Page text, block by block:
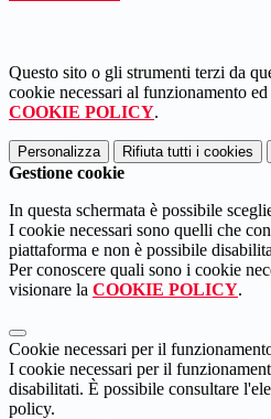
Questo sito o gli strumenti terzi da
cookie necessari al funzionamento
COOKIE POLICY.
Personalizza Rifiuta tutti i cookies
Gestione cookie
In questa schermata è possibile
I cookie necessari sono quelli che
piattaforma e non è possibile
Per conoscere quali sono i cookie
visionare la COOKIE POLICY.
Cookie necessari per il
I cookie necessari per il
disabilitati. È possibile consultare
policy.